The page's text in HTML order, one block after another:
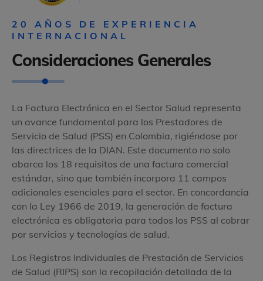
20 AÑOS DE EXPERIENCIA
INTERNACIONAL
Consideraciones Generales
La Factura Electrónica en el Sector Salud representa
un avance fundamental para los Prestadores de
Servicio de Salud (PSS) en Colombia, rigiéndose por
las directrices de la DIAN. Este documento no solo
abarca los 18 requisitos de una factura comercial
estándar, sino que también incorpora 11 campos
adicionales esenciales para el sector. En concordancia
con la Ley 1966 de 2019, la generación de factura
electrónica es obligatoria para todos los PSS al cobrar
por servicios y tecnologías de salud.
Los Registros Individuales de Prestación de Servicios
de Salud (RIPS) son la recopilación detallada de la